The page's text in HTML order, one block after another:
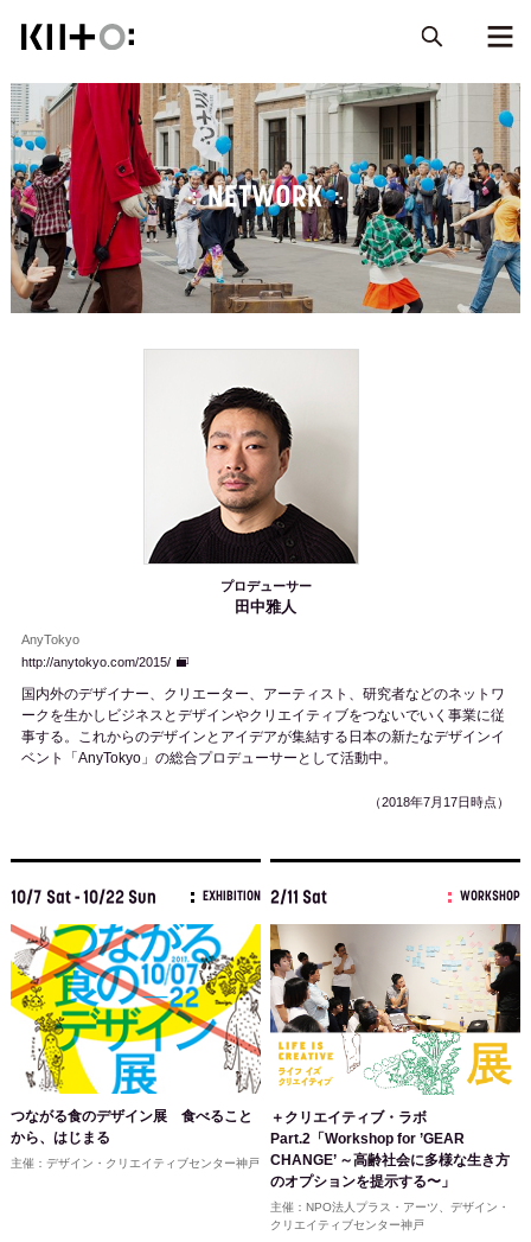
NETWORK
プロデューサー
田中雅人
AnyTokyo
http://anytokyo.com/2015/
国内外のデザイナー、クリエーター、アーティスト、研究者などのネットワ
ークを生かしビジネスとデザインやクリエイティブをつないでいく事業に従
事する。これからのデザインとアイデアが集結する日本の新たなデザインイ
ベント「AnyTokyo」の総合プロデューサーとして活動中。
（2018年7月17日時点）
10/7 Sat - 10/22 Sun EXHIBITION
つながる食のデザイン展 食べること
から、はじまる
主催：デザイン・クリエイティブセンター神戸
2/11 Sat WORKSHOP
＋クリエイティブ・ラボ
Part.2「Workshop for ’GEAR
CHANGE’ ～高齢社会に多様な生き方
のオプションを提示する〜」
主催：NPO法人プラス・アーツ、デザイン・
クリエイティブセンター神戸